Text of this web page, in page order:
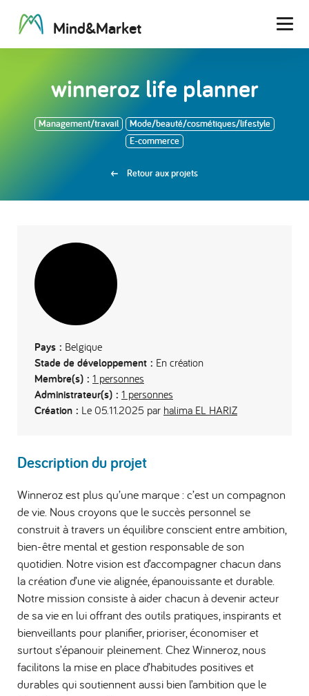
Mind&Market
winneroz life planner
Management/travail
Mode/beauté/cosmétiques/lifestyle
E-commerce
Retour aux projets
Pays : Belgique
Stade de développement : En création
Membre(s) : 1 personnes
Administrateur(s) : 1 personnes
Création : Le 05.11.2025 par halima EL HARIZ
Description du projet
Winneroz est plus qu’une marque : c’est un compagnon
de vie. Nous croyons que le succès personnel se
construit à travers un équilibre conscient entre ambition,
bien-être mental et gestion responsable de son
quotidien. Notre vision est d’accompagner chacun dans
la création d’une vie alignée, épanouissante et durable.
Notre mission consiste à aider chacun à devenir acteur
de sa vie en lui offrant des outils pratiques, inspirants et
bienveillants pour planifier, prioriser, économiser et
surtout s’épanouir pleinement. Chez Winneroz, nous
facilitons la mise en place d’habitudes positives et
durables qui soutiennent aussi bien l’ambition que le